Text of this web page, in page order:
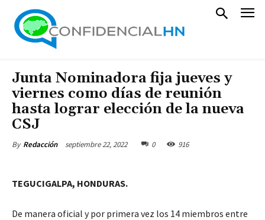
Junta Nominadora fija jueves y
viernes como días de reunión
hasta lograr elección de la nueva
CSJ
By Redacción septiembre 22, 2022 0 916
TEGUCIGALPA, HONDURAS.
De manera oficial y por primera vez los 14 miembros entre